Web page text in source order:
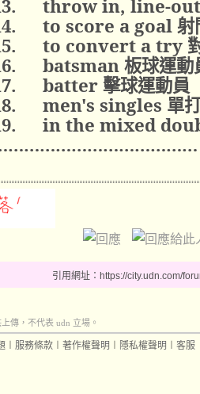
throw in, line-
to score a goal射
to convert a try
batsman板球運動
batter擊球運動員
men's singles 單
in the mixed
引用網址：https://city.udn.com/
傳，不代表 udn 立場。
服務條款 著作權聲明 隱私權聲明 客服